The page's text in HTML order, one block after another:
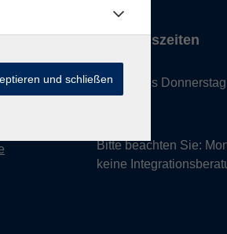
Öffnungszeiten
Montag bis Donnerstag
Bitte beachten Sie:
keine
und schließen